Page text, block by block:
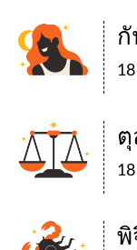
กั
ตุ
พิ